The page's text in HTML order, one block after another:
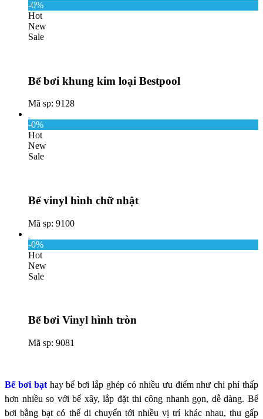
Bể bơi bạthay bể bơi lắp ghép có nhiều ưu điểm như chi phí thấp
hơn nhiều so với bể xây, lắp đặt thi công nhanh gọn, dễ dàng. Bể
bơi bằng bạt có thể di chuyển tới nhiều vị trí khác nhau, thu gấp
-0%
Hot
New
Sale
Bể bơi khung kim loại Bestpool
Mã sp: 9128
-0%
Hot
New
Sale
Bể vinyl hình chữ nhật
Mã sp: 9100
-0%
Hot
New
Sale
Bể bơi Vinyl hình tròn
Mã sp: 9081